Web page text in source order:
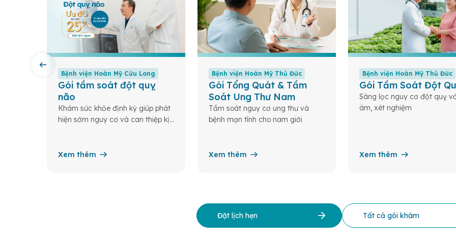
Bệnh viện Hoàn Mỹ Cửu Long
Gói tầm soát đột quỵ
não
Khám sức khỏe định kỳ giúp phát
hiện sớm nguy cơ và can thiệp kịp
Xem thêm
Bệnh viện Hoàn Mỹ Thủ Đức
Gói Tổng Quát & Tầm
Soát Ung Thư Nam
Tầm soát nguy cơ ung thư và
bệnh mạn tính cho nam giới
Xem thêm
Bệnh viện Hoàn Mỹ Thủ Đức
Gói Tầm Soát Đột
Sàng lọc nguy cơ đột quỵ
âm, xét nghiệm
Xem thêm
Đặt lịch hẹn Tất cả gói khám